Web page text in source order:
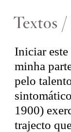
Iniciar este
minha
pelo
1900)
trajecto